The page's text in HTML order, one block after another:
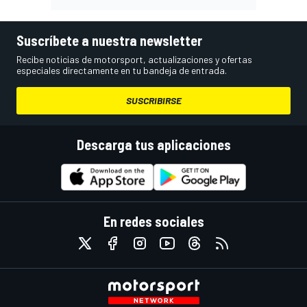
Suscríbete a nuestra newsletter
Recibe noticias de motorsport, actualizaciones y ofertas
especiales directamente en tu bandeja de entrada.
SUSCRIBIRSE
Descarga tus aplicaciones
En redes sociales